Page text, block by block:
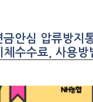
안심 압류방지
체수수료, 사용방